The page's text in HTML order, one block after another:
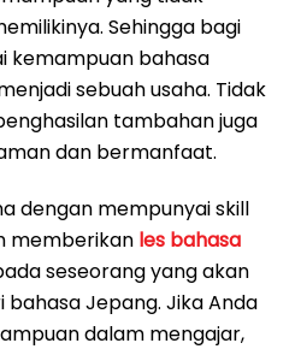
Sehingga bagi
kemampuan bahasa
sebuah usaha. Tidak
tambahan juga
dan bermanfaat.
dengan mempunyai skill
memberikan les bahasa
seseorang yang akan
Jepang. Jika Anda
dalam mengajar,